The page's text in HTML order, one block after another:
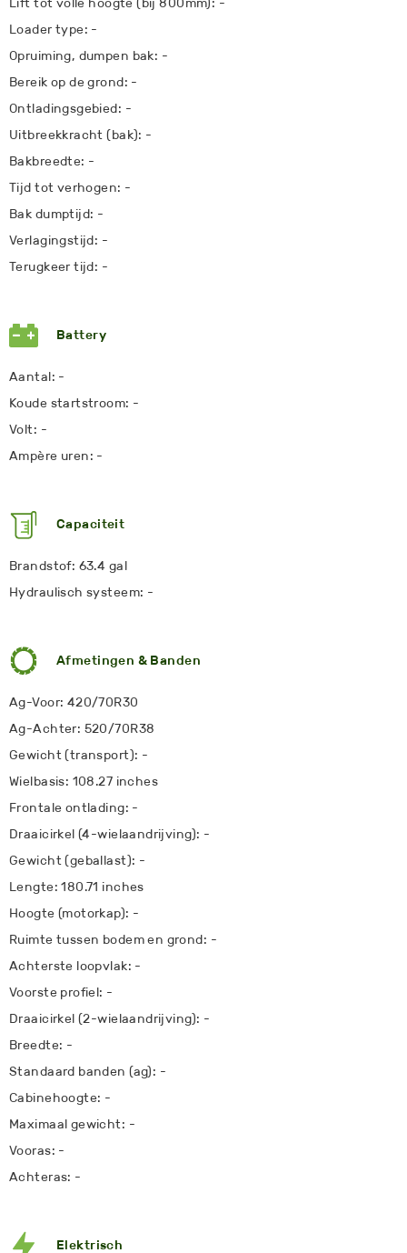
Lift tot volle hoogte (bij 800mm): -
Loader type: -
Opruiming, dumpen bak: -
Bereik op de grond: -
Ontladingsgebied: -
Uitbreekkracht (bak): -
Bakbreedte: -
Tijd tot verhogen: -
Bak dumptijd: -
Verlagingstijd: -
Terugkeer tijd: -
Battery
Aantal: -
Koude startstroom: -
Volt: -
Ampère uren: -
Capaciteit
Brandstof: 63.4 gal
Hydraulisch systeem: -
Afmetingen & Banden
Ag-Voor: 420/70R30
Ag-Achter: 520/70R38
Gewicht (transport): -
Wielbasis: 108.27 inches
Frontale ontlading: -
Draaicirkel (4-wielaandrijving): -
Gewicht (geballast): -
Lengte: 180.71 inches
Hoogte (motorkap): -
Ruimte tussen bodem en grond: -
Achterste loopvlak: -
Voorste profiel: -
Draaicirkel (2-wielaandrijving): -
Breedte: -
Standaard banden (ag): -
Cabinehoogte: -
Maximaal gewicht: -
Vooras: -
Achteras: -
Elektrisch